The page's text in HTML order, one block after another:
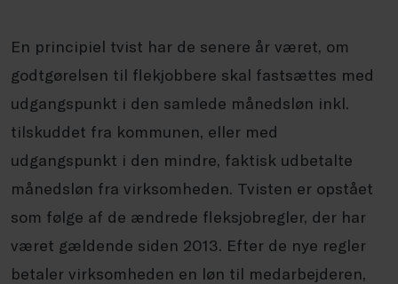
En principiel tvist har de senere år været, om
godtgørelsen til flekjobbere skal fastsættes med
udgangspunkt i den samlede månedsløn inkl.
tilskuddet fra kommunen, eller med
udgangspunkt i den mindre, faktisk udbetalte
månedsløn fra virksomheden. Tvisten er opstået
som følge af de ændrede fleksjobregler, der har
været gældende siden 2013. Efter de nye regler
betaler virksomheden en løn til medarbejderen,